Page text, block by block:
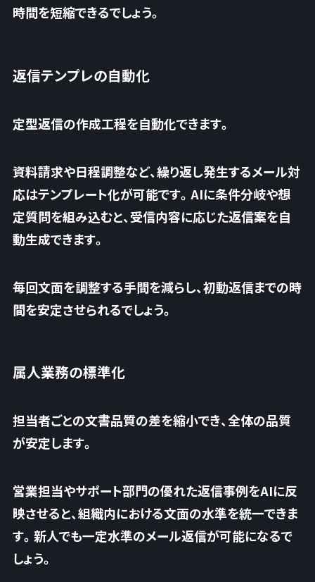
時間を短縮できるでしょう。
返信テンプレの自動化
定型返信の作成工程を自動化できます。
資料請求や日程調整など、繰り返し発生するメール対
応はテンプレート化が可能です。AIに条件分岐や想
定質問を組み込むと、受信内容に応じた返信案を自
動生成できます。
毎回文面を調整する手間を減らし、初動返信までの時
間を安定させられるでしょう。
属人業務の標準化
担当者ごとの文書品質の差を縮小でき、全体の品質
が安定します。
営業担当やサポート部門の優れた返信事例をAIに反
映させると、組織内における文面の水準を統一できま
す。新人でも一定水準のメール返信が可能になるで
しょう。